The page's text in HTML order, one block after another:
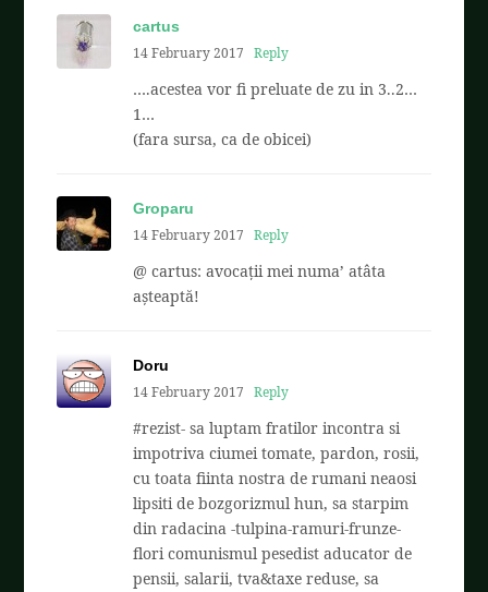
cartus
14 February 2017
Reply
….acestea vor fi preluate de zu in 3..2…
1…
(fara sursa, ca de obicei)
Groparu
14 February 2017
Reply
@ cartus: avocații mei numa’ atâta
așteaptă!
Doru
14 February 2017
Reply
#rezist- sa luptam fratilor incontra si
impotriva ciumei tomate, pardon, rosii,
cu toata fiinta nostra de rumani neaosi
lipsiti de bozgorizmul hun, sa starpim
din radacina -tulpina-ramuri-frunze-
flori comunismul pesedist aducator de
pensii, salarii, tva&taxe reduse, sa